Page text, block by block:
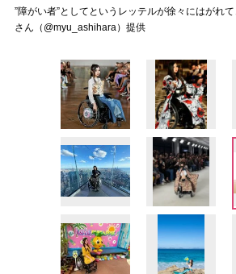
”障がい者”としてというレッテルが徐々にはがれ
さん（@myu_ashihara）提供